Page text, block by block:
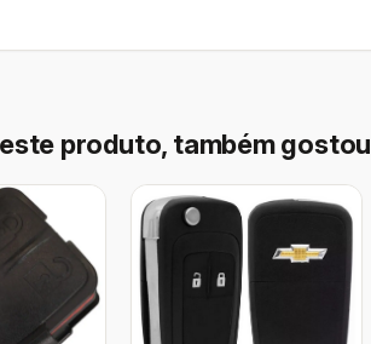
produto, também gostou